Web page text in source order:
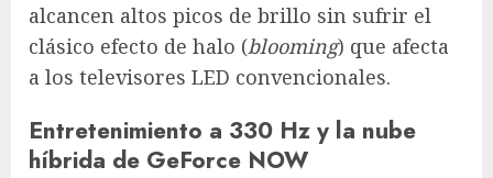
alcancen altos picos de brillo sin sufrir el
clásico efecto de halo (blooming) que afecta
a los televisores LED convencionales.
Entretenimiento a 330 Hz y la nube
híbrida de GeForce NOW